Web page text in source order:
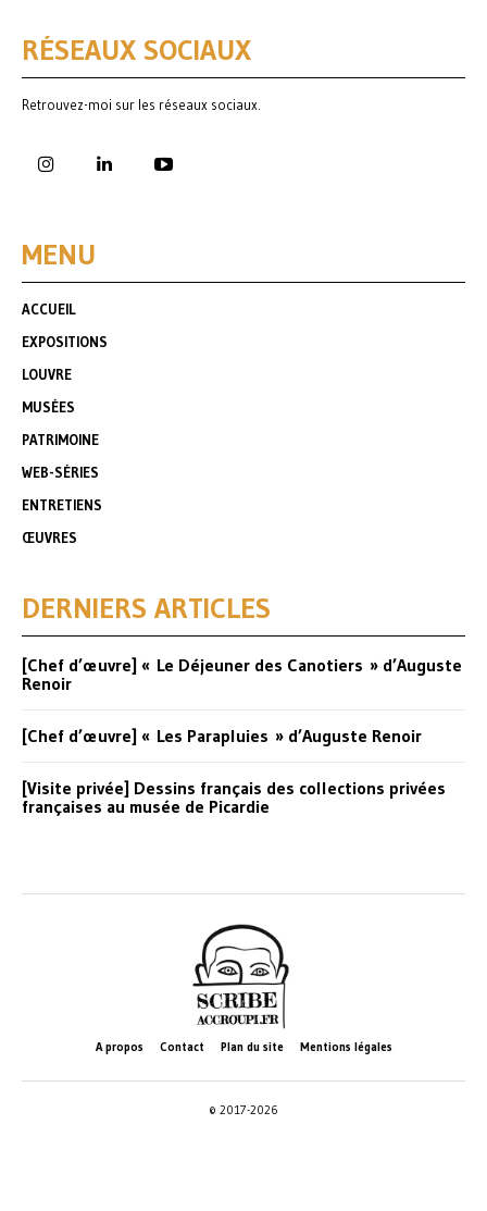
RÉSEAUX SOCIAUX
Retrouvez-moi sur les réseaux sociaux.
MENU
ACCUEIL
EXPOSITIONS
LOUVRE
MUSÉES
PATRIMOINE
WEB-SÉRIES
ENTRETIENS
ŒUVRES
DERNIERS ARTICLES
[Chef d’œuvre] « Le Déjeuner des Canotiers » d’Auguste
Renoir
[Chef d’œuvre] « Les Parapluies » d’Auguste Renoir
[Visite privée] Dessins français des collections privées
françaises au musée de Picardie
A propos Contact Plan du site Mentions légales
© 2017-2026